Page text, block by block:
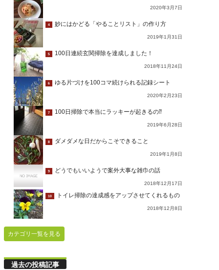
2020年3月7日
4 妙にはかどる「やることリスト」の作り方
2019年1月31日
5 100日連続玄関掃除を達成しました！
2018年11月24日
6 ゆる片づけを100コマ続けられる記録シート
2020年2月23日
7 100日掃除で本当にラッキーが起きるの⁇
2019年6月28日
8 ダメダメな日だからこそできること
2019年1月8日
9 どうでもいいようで案外大事な雑巾の話
2018年12月17日
10 トイレ掃除の達成感をアップさせてくれるもの
2018年12月8日
カテゴリ一覧を見る
過去の投稿記事